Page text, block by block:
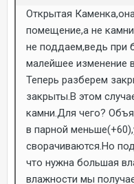
Открытая
помещение,а не
не поддаем,ведь при
малейшее изменение
Теперь разберем
закрыты.В этом
камни.Для чего?
в парной
сворачиваются.Но
что нужна большая
влажности мы